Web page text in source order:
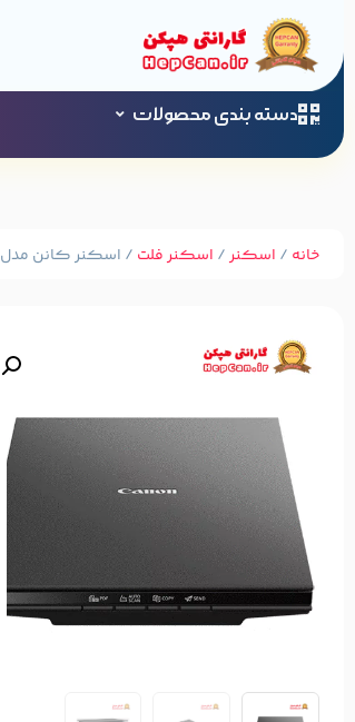
دسته بندی محصولات
خانه / اسکنر/ اسکنر فلت / اسکنر کانن مدل CanoScan LiDE 300